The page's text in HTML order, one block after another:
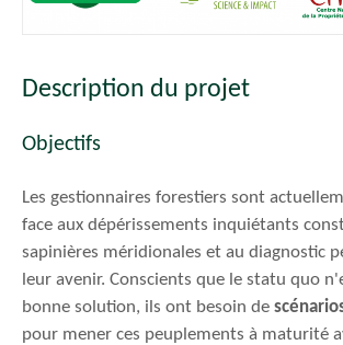
Description du projet
Objectifs
Les gestionnaires forestiers sont
face aux dépérissements inquiétants
sapinières méridionales et au diagnostic
leur avenir. Conscients que le statu quo
bonne solution, ils ont besoin de
pour mener ces peuplements à maturité